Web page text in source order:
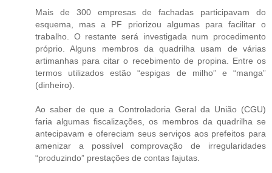
Mais de 300 empresas de fachadas participavam do
esquema, mas a PF priorizou algumas para facilitar o
trabalho. O restante será investigada num procedimento
próprio. Alguns membros da quadrilha usam de várias
artimanhas para citar o recebimento de propina. Entre os
termos utilizados estão “espigas de milho” e “manga”
(dinheiro).
Ao saber de que a Controladoria Geral da União (CGU)
faria algumas fiscalizações, os membros da quadrilha se
antecipavam e ofereciam seus serviços aos prefeitos para
amenizar a possível comprovação de irregularidades
“produzindo” prestações de contas fajutas.